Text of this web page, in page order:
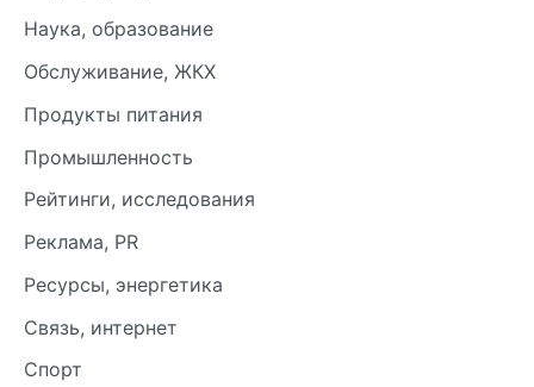
Наука, образование
Обслуживание, ЖКХ
Продукты питания
Промышленность
Рейтинги, исследования
Реклама, PR
Ресурсы, энергетика
Связь, интернет
Спорт